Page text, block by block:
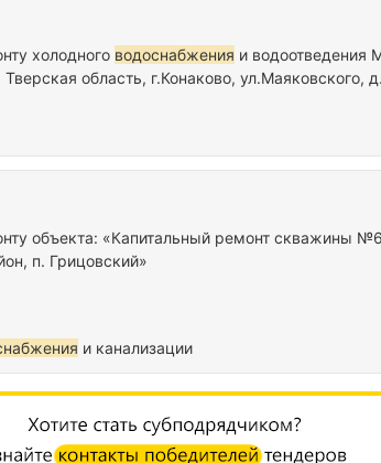
холодного водоснабжения и
область, г.Конаково, ул.Маяковского,
объекта: «Капитальный ремонт скважины
п. Грицовский»
и канализации